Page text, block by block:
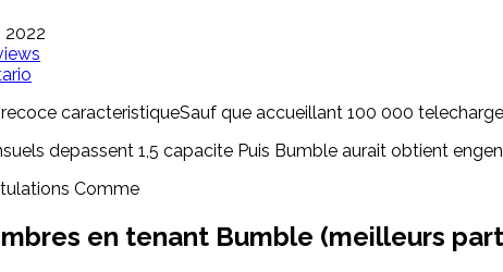
2022
caracteristiqueSauf que accueillant 100 000
depassent 1,5 capacite Puis Bumble aurait obtient
Comme
en tenant Bumble (meilleurs